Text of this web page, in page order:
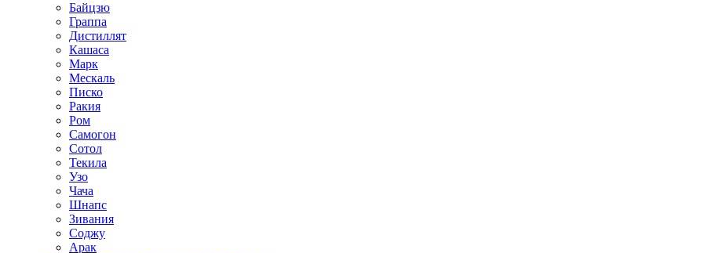
Байцзю
Граппа
Дистиллят
Кашаса
Марк
Мескаль
Писко
Ракия
Ром
Самогон
Сотол
Текила
Узо
Чача
Шнапс
Зивания
Соджу
Арак